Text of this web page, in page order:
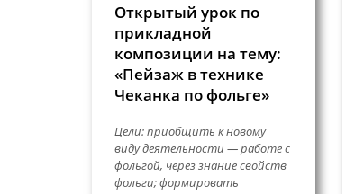
Открытый урок по
прикладной
композиции на тему:
«Пейзаж в технике
Чеканка по фольге»
Цели: приобщить к новому
виду деятельности — работе с
фольгой, через знание свойств
фольги; формировать